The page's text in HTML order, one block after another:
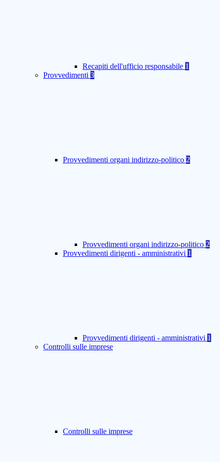
Recapiti dell'ufficio responsabile 1
Provvedimenti 3
Provvedimenti organi indirizzo-politico 2
Provvedimenti organi indirizzo-politico 2
Provvedimenti dirigenti - amministrativi 1
Provvedimenti dirigenti - amministrativi 1
Controlli sulle imprese
Controlli sulle imprese